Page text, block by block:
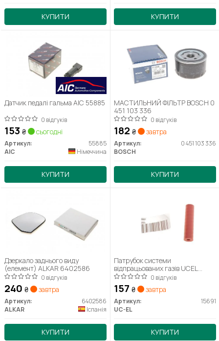
КУПИТИ КУПИТИ
Датчик педалі гальма AIC 55885
0 відгуків
153 ₴ сьогодні
Артикул:
55885
AIC
Німеччина
КУПИТИ
МАСТИЛЬНИЙ ФІЛЬТР BOSCH 0
451 103 336
0 відгуків
182 ₴ завтра
Артикул:
0 451 103 336
BOSCH
КУПИТИ
Дзеркало заднього виду
(елемент) ALKAR 6402586
0 відгуків
240 ₴ завтра
Артикул:
6402586
ALKAR
Іспанія
КУПИТИ
Патрубок системи
відпрацьованих газів UCEL
15691
0 відгуків
157 ₴ завтра
Артикул:
15691
UC-EL
КУПИТИ